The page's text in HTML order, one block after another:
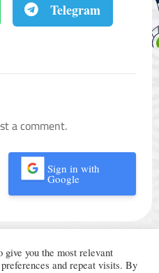
Telegram
a comment.
Sign in with
Google
give you the most relevant
and repeat visits. By